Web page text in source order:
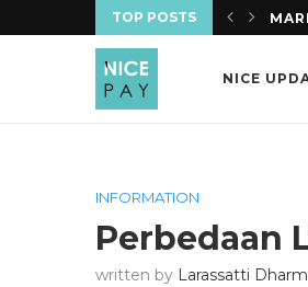
TOP POSTS
DALAM 10 MENIT. APA...
NICE
INFORMATION
Perbedaan
written by Larassatti